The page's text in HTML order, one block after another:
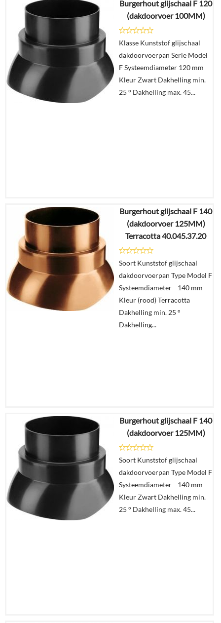
€20,57
€19,79
Details
In
winkelmand
Burgerhout glijschaal F 120
(dakdoorvoer 100MM)
Klasse Kunststof glijschaal
dakdoorvoerpan Serie Model
F Systeemdiameter 120 mm
Kleur Zwart Dakhelling min.
25 ° Dakhelling max. 45...
€14,85
€8,69
In
winkelmand
Burgerhout glijschaal F 140
(dakdoorvoer 125MM)
Terracotta 40.045.37.20
Soort Kunststof glijschaal
dakdoorvoerpan Type Model F
Systeemdiameter 140 mm
Kleur (rood) Terracotta
Dakhelling min. 25 °
Dakhelling...
€12,05
€7,05
Details
In
winkelmand
Burgerhout glijschaal F 140
(dakdoorvoer 125MM)
Soort Kunststof glijschaal
dakdoorvoerpan Type Model F
Systeemdiameter 140 mm
Kleur Zwart Dakhelling min.
25 ° Dakhelling max. 45...